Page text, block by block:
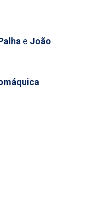
e João